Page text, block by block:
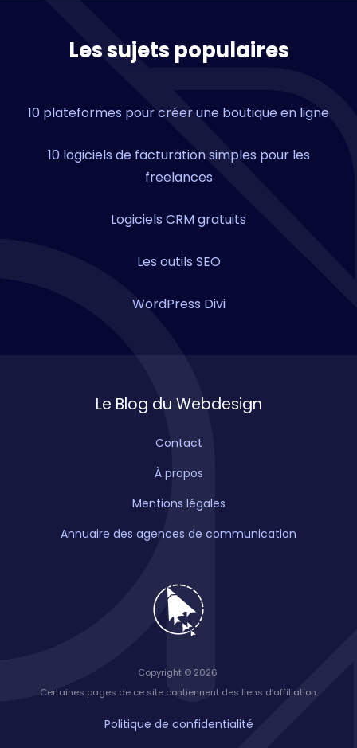
Les sujets populaires
10 plateformes pour créer une boutique en ligne
10 logiciels de facturation simples pour les
freelances
Logiciels CRM gratuits
Les outils SEO
WordPress Divi
Le Blog du Webdesign
Contact
À propos
Mentions légales
Annuaire des agences de communication
Copyright © 2026
Certaines pages de ce site contiennent des liens d’affiliation.
Politique de confidentialité